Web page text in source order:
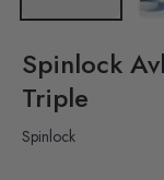
Spinlock
Triple
Spinlock